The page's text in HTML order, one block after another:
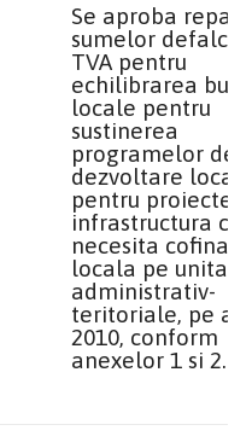
Se aproba
sumelor
TVA pentru
echilibrarea
locale pentru
sustinerea
programelor de
dezvoltare
pentru proiecte
infrastructura
necesita
locala pe unitati
administrativ-
teritoriale, pe
2010, conform
anexelor 1 si 2.